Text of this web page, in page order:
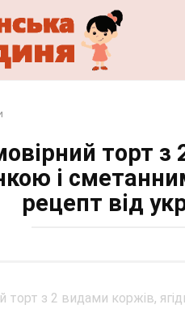
торт з
і
рецепт від